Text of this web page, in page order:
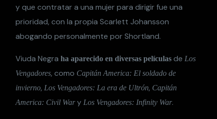
y que contratar a una mujer para dirigir fue una
prioridad, con la propia Scarlett Johansson
abogando personalmente por Shortland.
Viuda Negraha aparecido en diversas películas deLos
Vengadores, como Capitán America: El soldado de
invierno,Los Vengadores: La era de Ultrón, Capitán
America: Civil WaryLos Vengadores: Infinity War.